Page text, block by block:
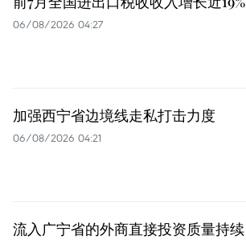
06/08/2026 04:27
加强西宁省边境线走私打击力度
06/08/2026 04:21
流入广宁省的外商直接投资质量持续